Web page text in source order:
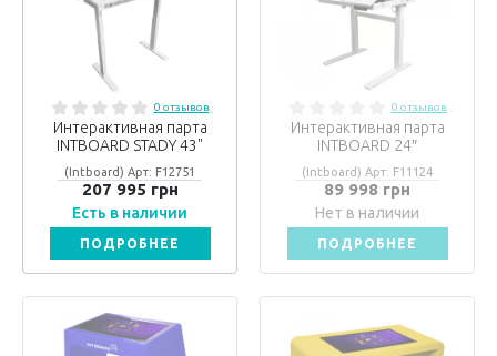
0 отзывов
Интерактивная парта
INTBOARD STADY 43"
(Intboard) Арт: F12751
207 995 грн
Есть в наличии
ПОДРОБНЕЕ
0 отзывов
Интерактивная парта
INTBOARD 24″
(Intboard) Арт: F11124
89 998 грн
Нет в наличии
ПОДРОБНЕЕ